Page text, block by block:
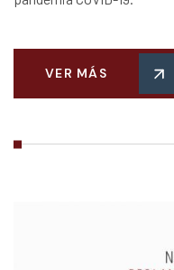
VER MÁS